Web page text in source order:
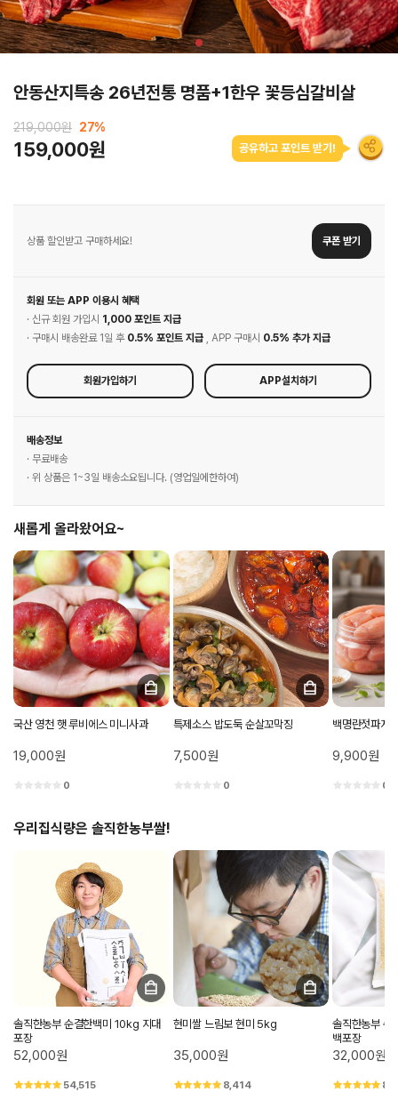
안동산지특송 26년전통 명품+1한우 꽃등심갈비살
219,000원 27%
159,000원 공유하고 포인트 받기!
상품 할인받고 구매하세요! 쿠폰 받기
회원 또는 APP 이용시 혜택
· 신규 회원 가입시 1,000 포인트 지급
· 구매시 배송완료 1일 후 0.5% 포인트 지급 , APP 구매시 0.5% 추가 지급
회원가입하기 APP설치하기
배송정보
· 무료배송
· 위 상품은 1~3일 배송소요됩니다. (영업일에한하여)
새롭게 올라왔어요~
국산 영천 햇 루비에스 미니사과
19,000원
0
특제소스 밥도둑 순살꼬막징
7,500원
0
백명란젓파지
9,900원
0
우리집식량은 솔직한농부쌀!
솔직한농부 순결한백미 10kg 지대
포장
52,000원
54,515
현미쌀 느림보 현미 5kg
35,000원
8,414
솔직한농부 순
백포장
32,000원